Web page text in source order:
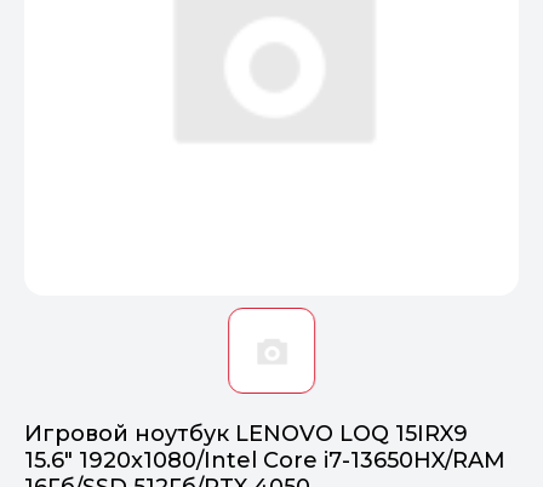
Игровой ноутбук LENOVO LOQ 15IRX9
15.6" 1920x1080/Intel Core i7-13650HX/RAM